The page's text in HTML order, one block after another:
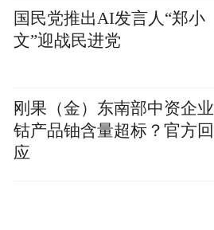
国民党推出AI发言人“郑小
文”迎战民进党
刚果（金）东南部中资企业
钴产品铀含量超标？官方回
应